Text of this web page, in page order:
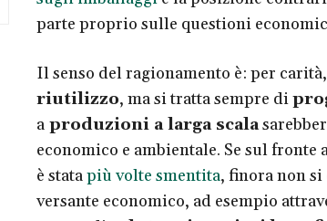
parte proprio sulle questioni
Il senso del ragionamento è: per
riutilizzo, ma si tratta sempre di
aproduzioni a larga scala
economico e ambientale. Se sul fronte
è statapiù volte smentita, finora non
versante economico, ad esempio